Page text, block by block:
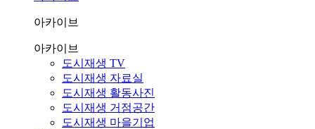
아카이브
아카이브
도시재생 TV
도시재생 자료실
도시재생 활동사진
도시재생 거점공간
도시재생 마을기업